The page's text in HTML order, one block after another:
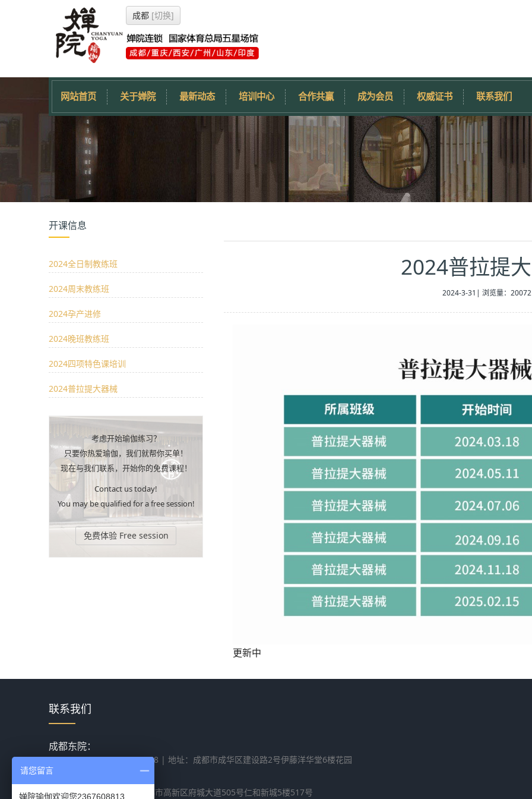
成都 [切换]
网站首页 关于婵院 最新动态 培训中心 合作共赢 成为会员 权威证书 联系我们
开课信息
2024全日制教练班
2024周末教练班
2024孕产进修
2024晚班教练班
2024四项特色课培训
2024普拉提大器械
考虑开始瑜伽练习？
只要你热爱瑜伽，我们就帮你买单！
现在与我们联系，开始你的免费课程！
Contact us today!
You may be qualified for a free session!
免费体验 Free session
2024普拉提
2024-3-31 | 浏览量：20072
更新中
联系我们
成都东院：
028-84258517 18080075468 | 地址：成都市成华区建设路2号伊藤洋华堂6楼花园
瑜+后院成都学院：
028-83381313 | 地址：成都市高新区府城大道505号仁和新城5楼517号
请您留言
婵院瑜伽欢迎您2367608813